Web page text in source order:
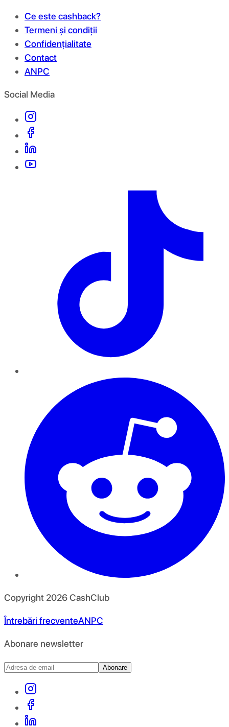
Ce este cashback?
Termeni și condiții
Confidențialitate
Contact
ANPC
Social Media
Copyright 2026CashClub
Întrebări frecventeANPC
Abonare newsletter
Abonare